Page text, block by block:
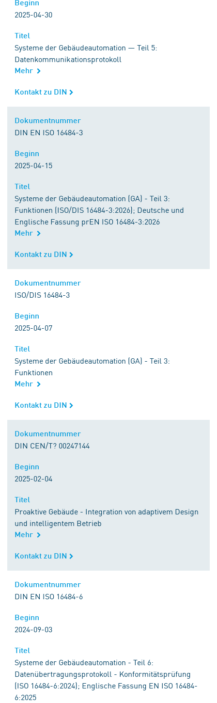
2025-04-30
Titel
Systeme der Gebäudeautomation — Teil 5:
Datenkommunikationsprotokoll
Mehr
Kontakt zu DIN
Kontakt zu DIN
Dokumentnummer
DIN EN ISO 16484-3
Beginn
2025-04-15
Titel
Systeme der Gebäudeautomation (GA) - Teil 3:
Funktionen (ISO/DIS 16484-3:2026); Deutsche und
Englische Fassung prEN ISO 16484-3:2026
Mehr
Kontakt zu DIN
Kontakt zu DIN
Dokumentnummer
ISO/DIS 16484-3
Beginn
2025-04-07
Titel
Systeme der Gebäudeautomation (GA) - Teil 3:
Funktionen
Mehr
Kontakt zu DIN
Kontakt zu DIN
Dokumentnummer
DIN CEN/T? 00247144
Beginn
2025-02-04
Titel
Proaktive Gebäude - Integration von adaptivem Design
und intelligentem Betrieb
Mehr
Kontakt zu DIN
Kontakt zu DIN
Dokumentnummer
DIN EN ISO 16484-6
Beginn
2024-09-03
Titel
Systeme der Gebäudeautomation - Teil 6:
Datenübertragungsprotokoll - Konformitätsprüfung
(ISO 16484-6:2024); Englische Fassung EN ISO 16484-
6:2025